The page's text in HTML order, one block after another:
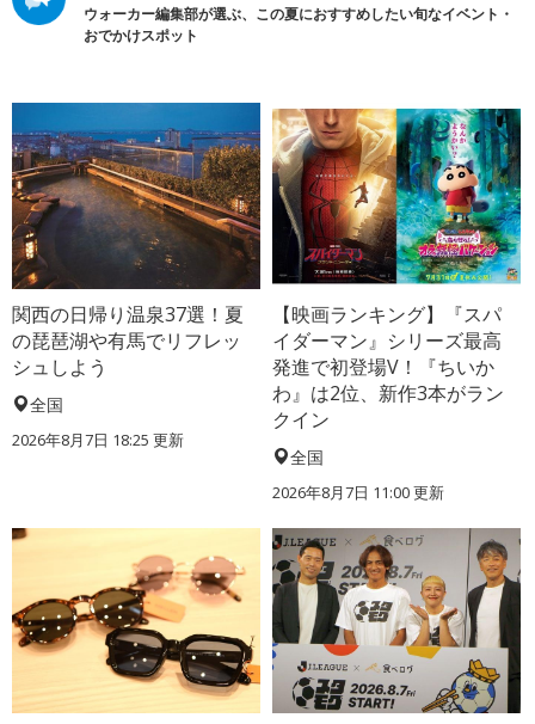
ウォーカー編集部が選ぶ、この夏におすすめしたい旬なイベント・
おでかけスポット
関西の日帰り温泉37選！夏
の琵琶湖や有馬でリフレッ
シュしよう
全国
2026年8月7日 18:25 更新
【映画ランキング】『スパ
イダーマン』シリーズ最高
発進で初登場V！『ちいか
わ』は2位、新作3本がラン
クイン
全国
2026年8月7日 11:00更新